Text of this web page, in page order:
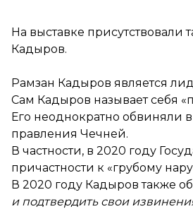
На выставке
Кадыров.
Рамзан Кадыров является
Сам Кадыров называет себя
Его неоднократно обвиняли
правления Чечней.
В частности, в 2020 году
причастности к «грубому
В 2020 году Кадыров также
и подтвердить свои